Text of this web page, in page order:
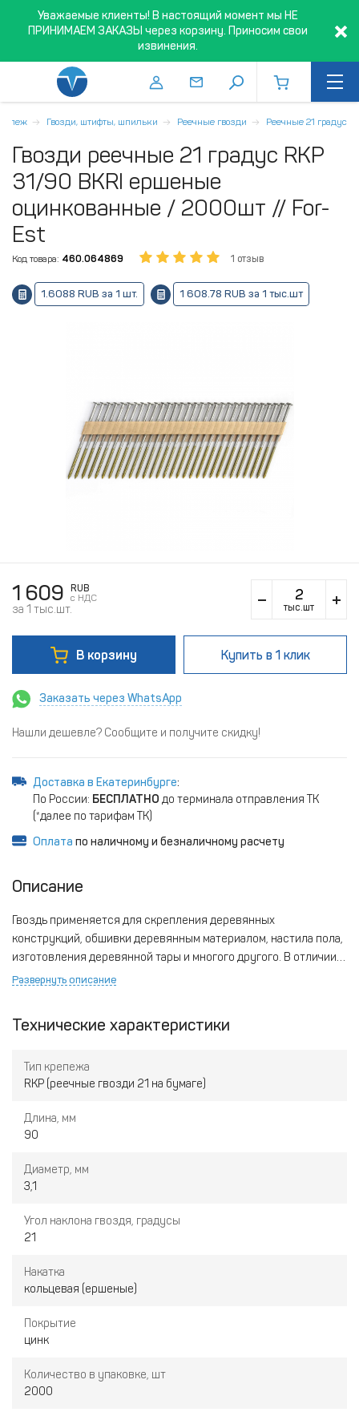
Уважаемые клиенты! В настоящий момент мы НЕ
ПРИНИМАЕМ ЗАКАЗЫ через корзину. Приносим свои
извинения.
Гвозди, штифты, шпильки Реечные гвозди Реечные 21 градус
Гвозди реечные 21 градус RKP
31/90 BKRI ершеные
оцинкованные / 2000шт // For-
Est
Код товара: 460.064869 1 отзыв
1.6088 RUB за 1 шт. 1 608.78 RUB за 1 тыс.шт
1 609
RUB
c НДС
за 1 тыс.шт. тыс.шт
В корзину Купить в 1 клик
Заказать через WhatsApp
Нашли дешевле? Сообщите и получите скидку!
Доставка в Екатеринбурге:
По России: БЕСПЛАТНО до терминала отправления ТК
(*далее по тарифам ТК)
Оплата по наличному и безналичному расчету
Описание
Гвоздь применяется для скрепления деревянных
конструкций, обшивки деревянным материалом, настила пола,
изготовления деревянной тары и многого другого. В отличии
от гвоздя тип RK не оставляют после себя осколков
Развернуть описание
Технические характеристики
Тип крепежа
RKP (реечные гвозди 21 на бумаге)
Длина, мм
90
Диаметр, мм
3,1
Угол наклона гвоздя, градусы
21
Накатка
кольцевая (ершеные)
Покрытие
цинк
Количество в упаковке, шт
2000